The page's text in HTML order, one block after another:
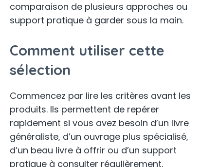
comparaison de plusieurs approches ou
support pratique à garder sous la main.
Comment utiliser cette
sélection
Commencez par lire les critères avant les
produits. Ils permettent de repérer
rapidement si vous avez besoin d’un livre
généraliste, d’un ouvrage plus spécialisé,
d’un beau livre à offrir ou d’un support
pratique à consulter régulièrement.